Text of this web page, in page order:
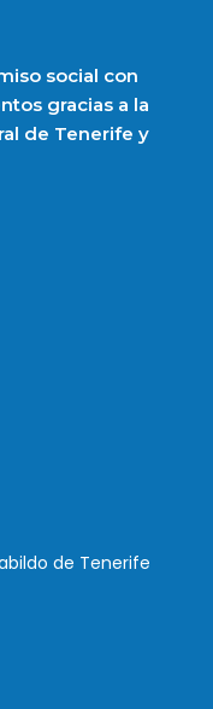
social con
gracias a la
de Tenerife y
de Tenerife